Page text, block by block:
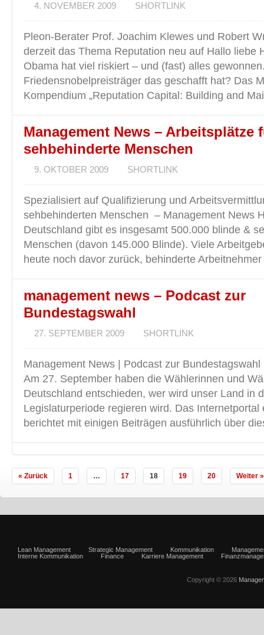
4. NOVEMBER 2009 SHORTLINK
Pleon-Berater Prof. Joachim Klewes und Robert
derzeit das Thema Reputation neu auf Hallo liebe
Obama hat viel riskiert – und (fast) alles
Friedensnobelpreisträger das geschafft hat? Das
Kompendium „Reputation Capital: Building and
Management News – Arbeitsplätze
sehbehinderte Menschen
9. OKTOBER 2009 SHORTLINK
Spezialisiert auf Qualifizierung und
sehbehinderten Menschen – Management News
Deutschland gibt es insgesamt 500.000 blinde &
Menschen (davon 145.000 Blinde). Viele
heute noch davor zurück, behinderte
management news – Podcast zur
Bundestagswahl
27. SEPTEMBER 2009 SHORTLINK
Management News | Podcast zur
Am 27. September haben die Wählerinnen und
Deutschland entschieden, wer wird unser Land in
Legislaturperiode regieren wird. Das Internetportal
berichtet mit einigen Beiträgen ausführlich über
« Zurück 1 … 17 18 19 20 Weiter »
Lean Management Strategic Management Kommunikation
Interne Kommunikation
Finance Karriere Management
Copyright © 2026